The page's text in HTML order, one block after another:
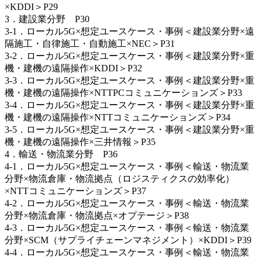
×KDDI＞P29
3．建設業分野 P30
3-1．ローカル5G×想定ユースケース・事例＜建設業分野×遠
隔施工・自律施工・自動施工×NEC＞P31
3-2．ローカル5G×想定ユースケース・事例＜建設業分野×重
機・建機の遠隔操作×KDDI＞P32
3-3．ローカル5G×想定ユースケース・事例＜建設業分野×重
機・建機の遠隔操作×NTTPCコミュニケーションズ＞P33
3-4．ローカル5G×想定ユースケース・事例＜建設業分野×重
機・建機の遠隔操作×NTTコミュニケーションズ＞P34
3-5．ローカル5G×想定ユースケース・事例＜建設業分野×重
機・建機の遠隔操作×三井情報＞P35
4．輸送・物流業分野 P36
4-1．ローカル5G×想定ユースケース・事例＜輸送・物流業
分野×物流倉庫・物流拠点（ロジスティクスの効率化）
×NTTコミュニケーションズ＞P37
4-2．ローカル5G×想定ユースケース・事例＜輸送・物流業
分野×物流倉庫・物流拠点×オプテージ＞P38
4-3．ローカル5G×想定ユースケース・事例＜輸送・物流業
分野×SCM（サプライチェーンマネジメント）×KDDI＞P39
4-4．ローカル5G×想定ユースケース・事例＜輸送・物流業